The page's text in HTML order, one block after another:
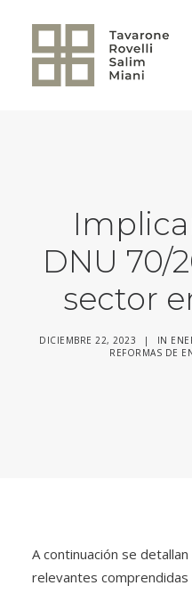
DNU 70/
sector
DICIEMBRE 22, 2023 | IN
REFORMAS DE
A continuación se
relevantes comprendidas